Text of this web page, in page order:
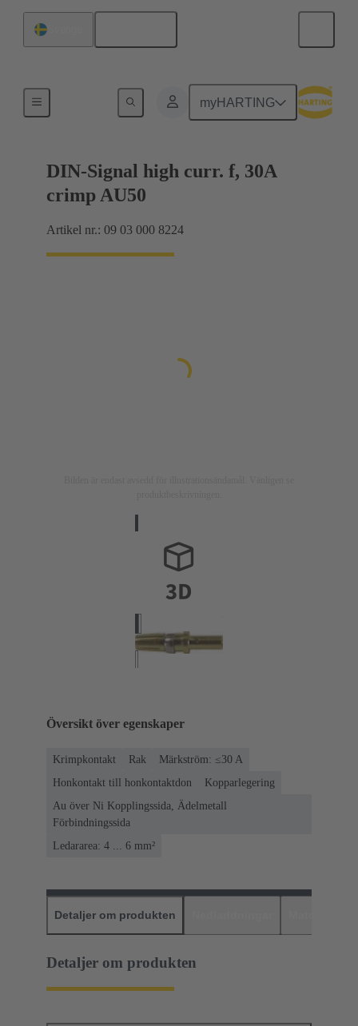
myHARTING
Förbindning moderkort till dotterkort
DIN-Signal high curr. f, 30A
crimp AU50
Artikel nr.: 09 03 000 8224
Översikt över egenskaper
Krimpkontakt Rak
Märkström: ≤30 A
Honkontakt till honkontaktdon
Kopparlegering
Au över Ni Kopplingssida, Ädelmetall
Förbindningssida
Ledararea: 4 ... 6 mm²
Detaljer om produkten
Detaljer om produkten